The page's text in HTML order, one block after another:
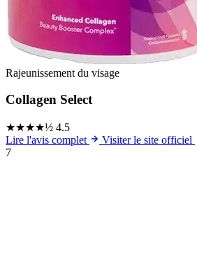
Rajeunissement du visage
Collagen Select
★★★★½ 4.5
Lire l'avis complet
Visiter le site officiel
7